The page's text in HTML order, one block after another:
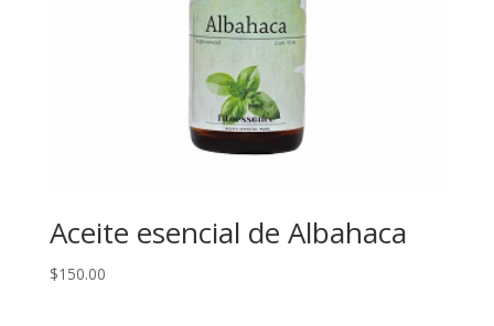
Aceite esencial de Albahaca
$150.00